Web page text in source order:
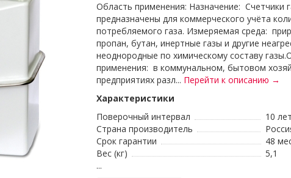
Область применения: Назначение: Счетчики
предназначены для коммерческого учёта
потребляемого газа. Измеряемая среда:
пропан, бутан, инертные газы и другие
неоднородные по химическому составу
применения: в коммунальном, бытовом
предприятиях разл... Перейти к описанию →
Характеристики
Поверочный интервал
10 лет
Страна производитель
Срок гарантии
48
Вес (кг)
5,1
...